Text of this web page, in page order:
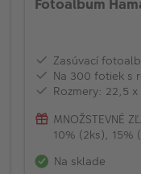
Zasúvací
Na 300 fotiek s
Rozmery: 22,5 x
MNOŽSTEVNÉ
10% (2ks), 15%
Na sklade